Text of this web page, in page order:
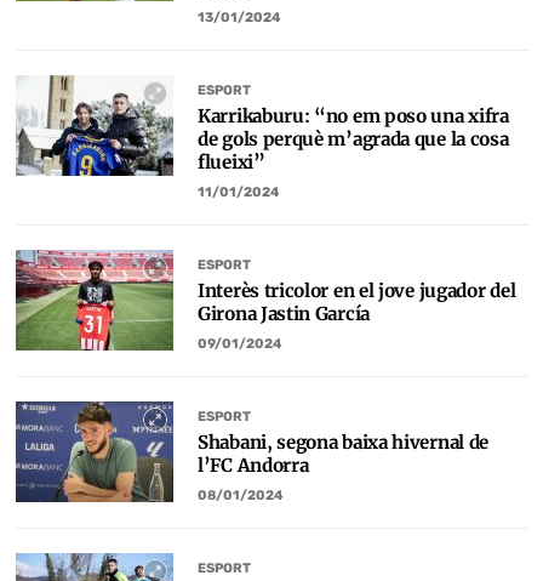
13/01/2024
ESPORT
Karrikaburu: “no em poso una xifra
de gols perquè m’agrada que la cosa
flueixi”
11/01/2024
ESPORT
Interès tricolor en el jove jugador del
Girona Jastin García
09/01/2024
ESPORT
Shabani, segona baixa hivernal de
l’FC Andorra
08/01/2024
ESPORT